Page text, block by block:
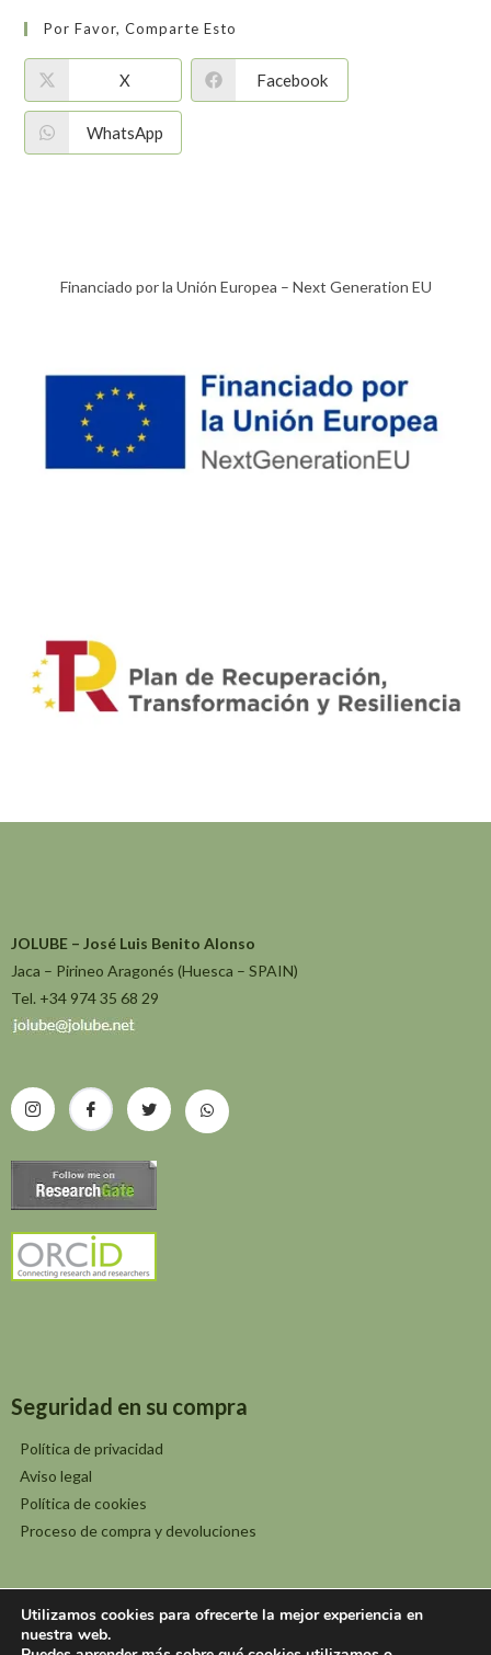
Por Favor, Comparte Esto
X Facebook
WhatsApp
Financiado por la Unión Europea – Next Generation EU​
JOLUBE – José Luis Benito Alonso
Jaca – Pirineo Aragonés (Huesca – SPAIN)
Tel. +34 974 35 68 29
Seguridad en su compra
Política de privacidad
Aviso legal
Política de cookies
Proceso de compra y devoluciones
Utilizamos cookies para ofrecerte la mejor experiencia en
nuestra web.